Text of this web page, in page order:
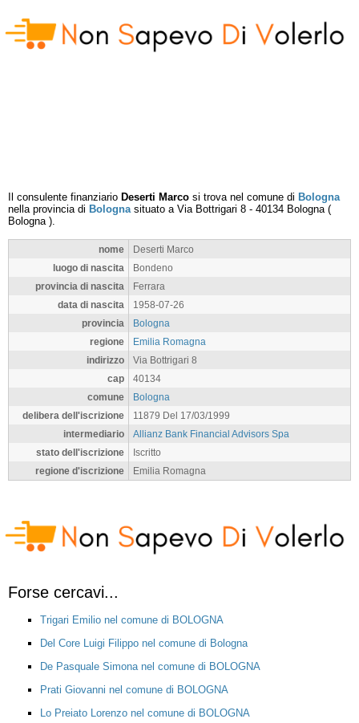
Il consulente finanziario Deserti Marco si trova nel comune di Bologna
nella provincia di Bolognasituato a Via Bottrigari 8 - 40134 Bologna(
Bologna).
nome
Deserti Marco
luogo di nascita
Bondeno
provincia di nascita
Ferrara
data di nascita
1958-07-26
provincia
Bologna
regione
Emilia Romagna
indirizzo
Via Bottrigari 8
cap
40134
comune
Bologna
delibera dell'iscrizione
11879 Del 17/03/1999
intermediario
Allianz Bank Financial Advisors Spa
stato dell'iscrizione
Iscritto
regione d'iscrizione
Emilia Romagna
Forse cercavi...
Trigari Emilio nel comune di BOLOGNA
Del Core Luigi Filippo nel comune di Bologna
De Pasquale Simona nel comune di BOLOGNA
Prati Giovanni nel comune di BOLOGNA
Lo Preiato Lorenzo nel comune di BOLOGNA